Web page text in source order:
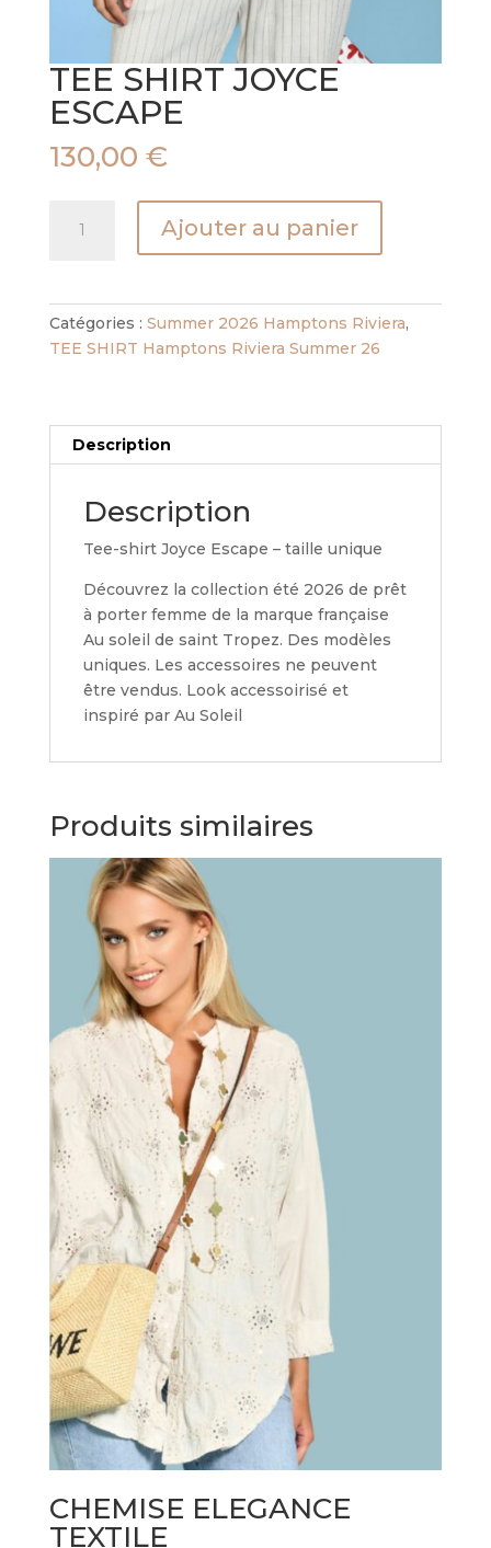
TEE SHIRT JOYCE
ESCAPE
130,00 €
ESCAPE
Ajouter au panier
Catégories : Summer 2026 Hamptons Riviera,
TEE SHIRT Hamptons Riviera Summer 26
Description
Description
Tee-shirt Joyce Escape – taille unique
Découvrez la collection été 2026 de prêt
à porter femme de la marque française
Au soleil de saint Tropez. Des modèles
uniques. Les accessoires ne peuvent
être vendus. Look accessoirisé et
inspiré par Au Soleil
Produits similaires
CHEMISE ELEGANCE
TEXTILE